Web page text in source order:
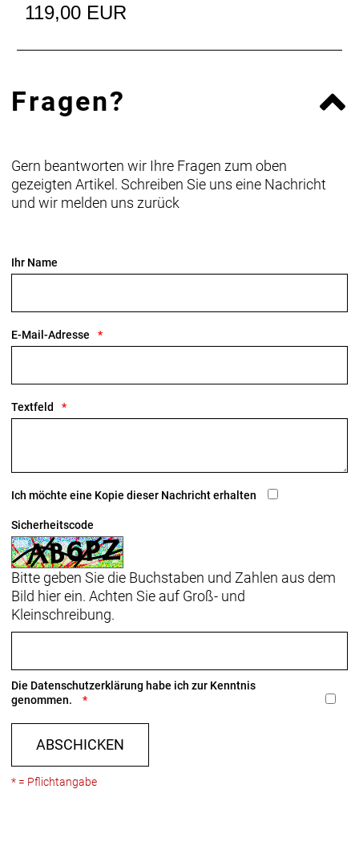
119,00 EUR
Fragen?
Gern beantworten wir Ihre Fragen zum oben
gezeigten Artikel. Schreiben Sie uns eine Nachricht
und wir melden uns zurück
Ihr Name
E-Mail-Adresse
Textfeld
Ich möchte eine Kopie dieser Nachricht erhalten
Sicherheitscode
Bitte geben Sie die Buchstaben und Zahlen aus dem
Bild hier ein. Achten Sie auf Groß- und
Kleinschreibung.
Die Datenschutzerklärung habe ich zur Kenntnis
genommen.
ABSCHICKEN
* = Pflichtangabe